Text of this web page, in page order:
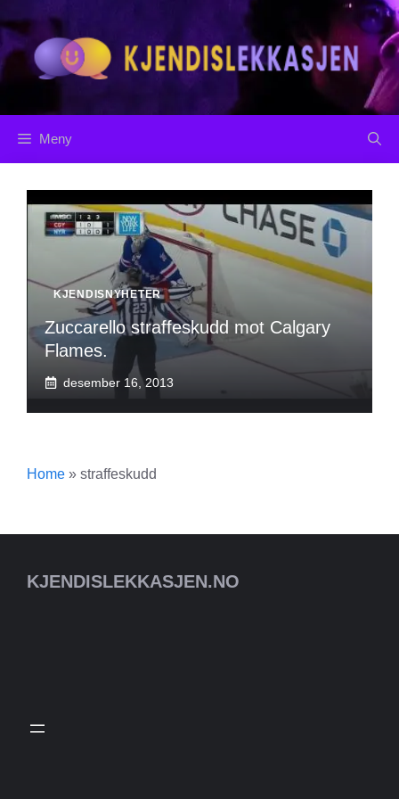
til
innhold
Meny
KJENDISNYHETER
Zuccarello straffeskudd mot Calgary
Flames.
desember 16, 2013
Home » straffeskudd
KJENDISLEKKASJEN.NO